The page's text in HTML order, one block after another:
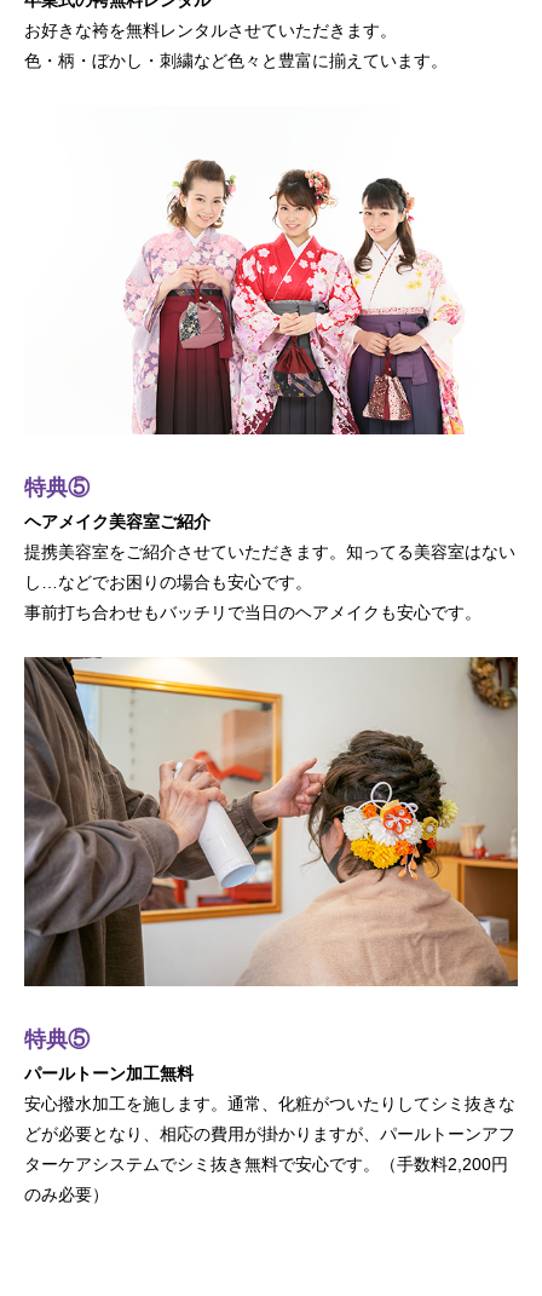
お好きな袴を無料レンタルさせていただきます。
色・柄・ぼかし・刺繍など色々と豊富に揃えています。
特典⑤
ヘアメイク美容室ご紹介
提携美容室をご紹介させていただきます。知ってる美容室はない
し…などでお困りの場合も安心です。
事前打ち合わせもバッチリで当日のヘアメイクも安心です。
特典⑤
パールトーン加工無料
安心撥水加工を施します。通常、化粧がついたりしてシミ抜きな
どが必要となり、相応の費用が掛かりますが、パールトーンアフ
ターケアシステムでシミ抜き無料で安心です。（手数料2,200円
のみ必要）